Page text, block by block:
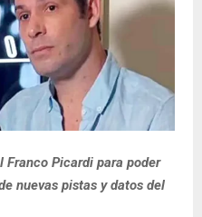
Franco Picardi para poder
nuevas pistas y datos del